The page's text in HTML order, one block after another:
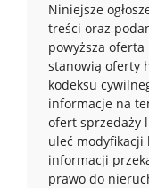
Niniejsze
treści oraz
powyższa
stanowią oferty
kodeksu
informacje na
ofert sprzedaży
uleć modyfikacji
informacji
prawo do